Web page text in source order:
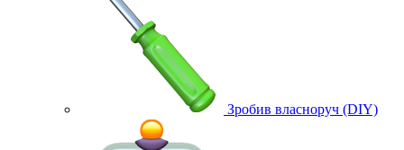
Зробив власноруч (DIY)